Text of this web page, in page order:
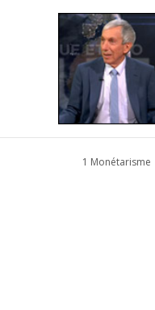
1 Monétarisme